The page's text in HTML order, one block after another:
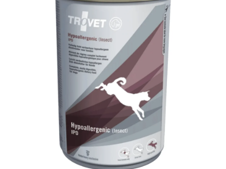
Diete Veterinare Câini
Recompense Câini
Covorașe Igienice Câini